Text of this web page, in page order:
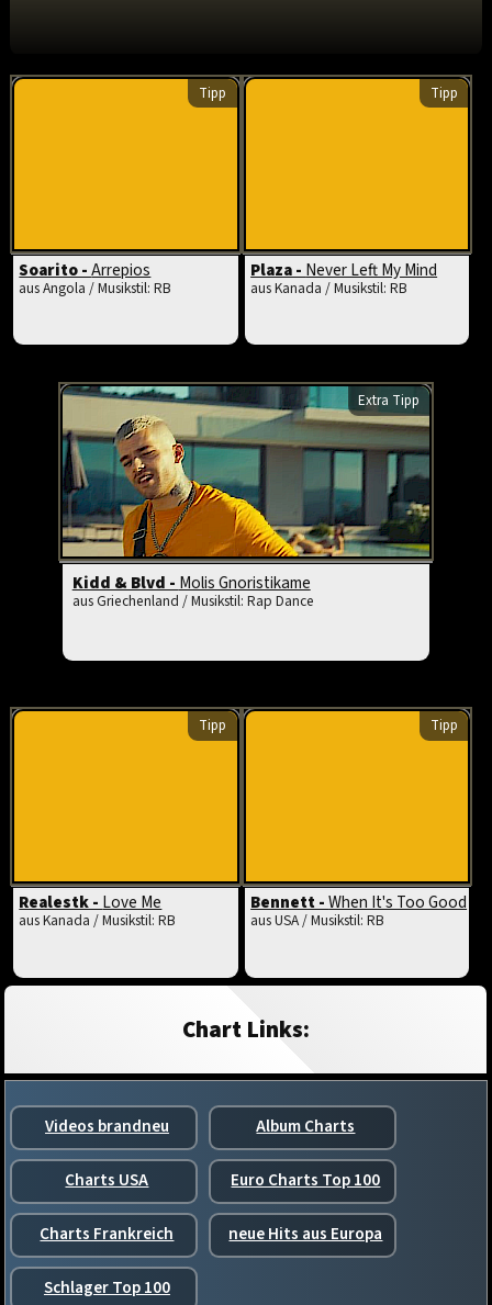
Tipp
Soarito -Arrepios
aus Angola / Musikstil: RB
Tipp
Plaza - Never Left My Mind
aus Kanada / Musikstil: RB
Extra Tipp
Kidd & Blvd - Molis Gnoristikame
aus Griechenland / Musikstil: Rap Dance
Tipp
Realestk -Love Me
aus Kanada / Musikstil: RB
Tipp
Bennett -When It's Too Good
aus USA / Musikstil: RB
Chart Links:
Videos brandneu Album Charts
Charts USA Euro Charts Top 100
Charts Frankreich neue Hits aus Europa
Schlager Top 100